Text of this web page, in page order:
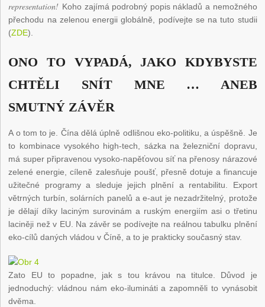
representation! Koho zajímá podrobný popis nákladů a nemožného
přechodu na zelenou energii globálně, podívejte se na tuto studii
(ZDE).
ONO TO VYPADÁ, JAKO KDYBYSTE
CHTĚLI SNÍT MNE … ANEB
SMUTNÝ ZÁVĚR
A o tom to je. Čína dělá úplně odlišnou eko-politiku, a úspěšně. Je
to kombinace vysokého high-tech, sázka na železniční dopravu,
má super připravenou vysoko-napěťovou síť na přenosy nárazové
zelené energie, cíleně zalesňuje poušť, přesně dotuje a financuje
užitečné programy a sleduje jejich plnění a rentabilitu. Export
větrných turbín, solárních panelů a e-aut je nezadržitelný, protože
je dělají díky laciným surovinám a ruským energiím asi o třetinu
laciněji než v EU. Na závěr se podívejte na reálnou tabulku plnění
eko-cílů daných vládou v Číně, a to je prakticky současný stav.
Zato EU to popadne, jak s tou krávou na titulce. Důvod je
jednoduchý: vládnou nám eko-ilumináti a zapomněli to vynásobit
dvěma.